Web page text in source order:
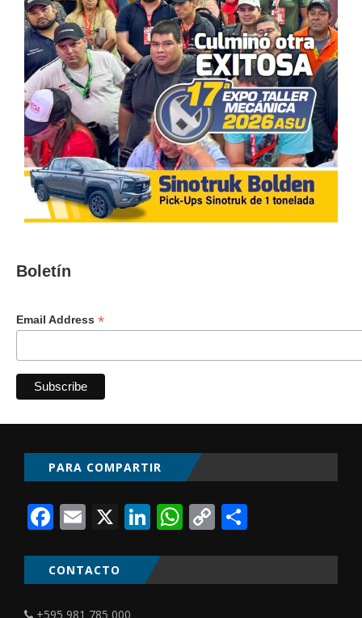
Boletín
Email Address *
PARA COMPARTIR
Facebook
Email
X LinkedIn
WhatsApp
Copy
CONTACTO
+595 981 785 000